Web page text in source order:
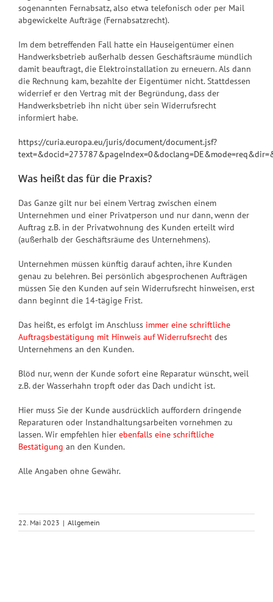
sogenannten Fernabsatz, also etwa telefonisch oder per Mail
abgewickelte Aufträge (Fernabsatzrecht).
Im dem betreffenden Fall hatte ein Hauseigentümer einen
Handwerksbetrieb außerhalb dessen Geschäftsräume mündlich
damit beauftragt, die Elektroinstallation zu erneuern. Als dann
die Rechnung kam, bezahlte der Eigentümer nicht. Stattdessen
widerrief er den Vertrag mit der Begründung, dass der
Handwerksbetrieb ihn nicht über sein Widerrufsrecht
informiert habe.
https://curia.europa.eu/juris/document/document.jsf?
Was heißt das für die Praxis?
Das Ganze gilt nur bei einem Vertrag zwischen einem
Unternehmen und einer Privatperson und nur dann, wenn der
Auftrag z.B. in der Privatwohnung des Kunden erteilt wird
(außerhalb der Geschäftsräume des Unternehmens).
Unternehmen müssen künftig darauf achten, ihre Kunden
genau zu belehren. Bei persönlich abgesprochenen Aufträgen
müssen Sie den Kunden auf sein Widerrufsrecht hinweisen, erst
dann beginnt die 14-tägige Frist.
Das heißt, es erfolgt im Anschluss immer eine schriftliche
Auftragsbestätigung mit Hinweis auf Widerrufsrecht des
Unternehmens an den Kunden.
Blöd nur, wenn der Kunde sofort eine Reparatur wünscht, weil
z.B. der Wasserhahn tropft oder das Dach undicht ist.
Hier muss Sie der Kunde ausdrücklich auffordern dringende
Reparaturen oder Instandhaltungsarbeiten vornehmen zu
lassen. Wir empfehlen hier ebenfalls eine schriftliche
Bestätigung an den Kunden.
Alle Angaben ohne Gewähr.
22. Mai 2023 | Allgemein